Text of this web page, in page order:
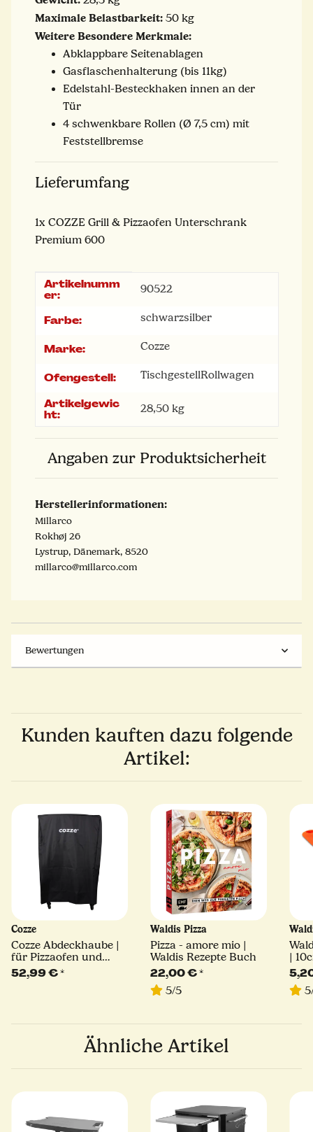
Maximale Belastbarkeit: 50 kg
Weitere Besondere Merkmale:
Abklappbare Seitenablagen
Gasflaschenhalterung (bis 11kg)
Edelstahl-Besteckhaken innen an der
Tür
4 schwenkbare Rollen (Ø 7,5 cm) mit
Feststellbremse
Lieferumfang
1x COZZE Grill & Pizzaofen Unterschrank
Premium 600
Produkteigenschaft
Wert
Artikelnumm
er:
90522
Farbe: schwarzsilber
Marke: Cozze
Ofengestell: TischgestellRollwagen
Artikelgewic
ht:
28,50 kg
Angaben zur Produktsicherheit
Herstellerinformationen:
Millarco
Rokhøj 26
Lystrup, Dänemark, 8520
millarco@millarco.com
Bewertungen
Kunden kauften dazu folgende
Artikel:
Cozze
Cozze Abdeckhaube |
für Pizzaofen und
Outdoor Tischgestell |
Millarco
52,99 €*
Waldis Pizza
Pizza - amore mio |
Waldis Rezepte Buch
22,00 €*
5/5
|
Ähnliche Artikel